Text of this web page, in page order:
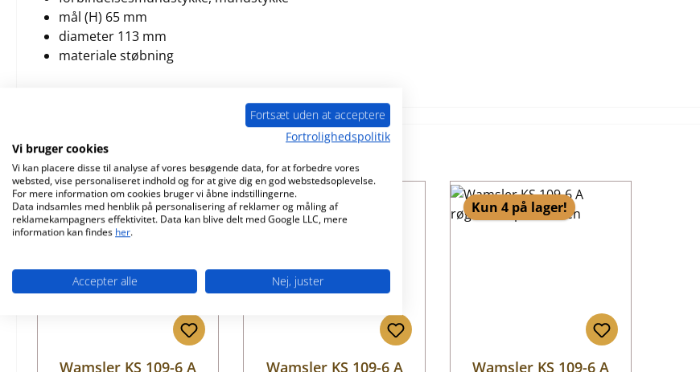
mål (H) 65 mm
diameter 113 mm
materiale støbning
Lignende produkter
Spring produktgalleriet over
Kun 3 på lager!
Wamsler KS 109-6 A
Kun 10 på lager!
Wamsler KS 109-6 A
Kun 4 på lager!
Wamsler KS 109-6 A
Fortsæt uden at acceptere
Fortrolighedspolitik
Vi bruger cookies
Vi kan placere disse til analyse af vores besøgende data, for at forbedre vores
websted, vise personaliseret indhold og for at give dig en god webstedsoplevelse.
For mere information om cookies bruger vi åbne indstillingerne.
Data indsamles med henblik på personalisering af reklamer og måling af
reklamekampagners effektivitet. Data kan blive delt med Google LLC, mere
information kan findes her.
Accepter alle Nej, juster